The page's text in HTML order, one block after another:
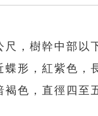
，樹幹中部以
形，紅紫色，
色，直徑四至